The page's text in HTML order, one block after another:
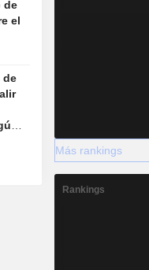
de
el
de
Más rankings
Rankings